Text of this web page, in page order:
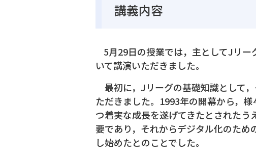
講義内容
5月29日の授業では，主としてJリ
いて講演いただきました。
最初に，Jリーグの基礎知識として
ただきました。1993年の開幕から，
つ着実な成長を遂げてきたとされたう
要であり，それからデジタル化のため
し始めたとのことでした。